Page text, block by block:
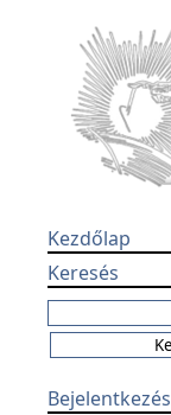
Kezdőlap
Keresés
Bejelentkezés